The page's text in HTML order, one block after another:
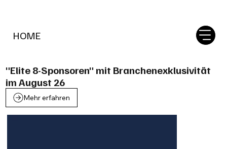
HOME
"Elite 8-Sponsoren" mit Branchenexklusivität
im August 26
Mehr erfahren